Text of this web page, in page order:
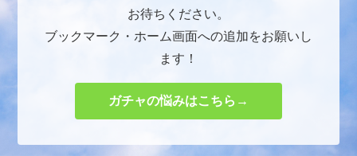
お待ちください。
ブックマーク・ホーム画面への追加をお願いし
ます！
ガチャの悩みはこちら→